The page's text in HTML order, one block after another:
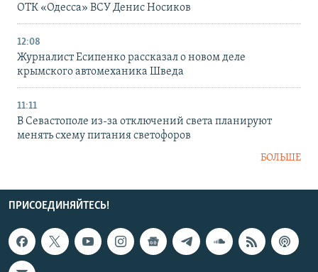
ОТК «Одесса» ВСУ Денис Носиков
12:08
Журналист Есипенко рассказал о новом деле
крымского автомеханика Шведа
11:11
В Севастополе из-за отключений света планируют
менять схему питания светофоров
БОЛЬШЕ
ПРИСОЕДИНЯЙТЕСЬ!